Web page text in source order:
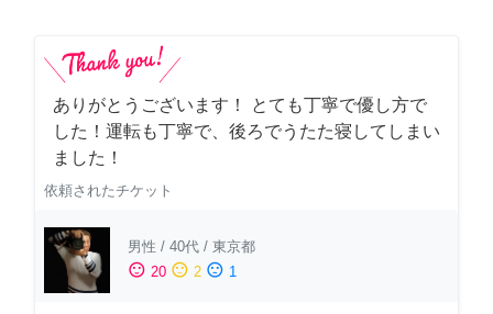
ありがとうございます！ とても丁寧で優し方で
した！運転も丁寧で、後ろでうたた寝してしまい
ました！
依頼されたチケット
男性 / 40代 / 東京都
sentiment_satisfied 20 sentiment_neutral 2 sentiment_dissatisfied 1